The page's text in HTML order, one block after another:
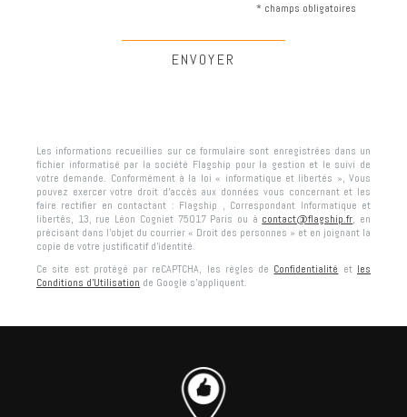
* champs obligatoires
Les informations recueillies sur ce formulaire sont enregistrées dans un
fichier informatisé par la société Flagship pour la gestion et le suivi de
votre demande. Conformément à la loi « informatique et libertés », Vous
pouvez exercer votre droit d'accès aux données vous concernant et les
faire rectifier en contactant : Flagship , Correspondant Informatique et
libertés, 13, rue Léon Cogniet 75017 Paris ou à contact@flagship.fr, en
précisant dans l’objet du courrier « Droit des personnes » et en joignant la
copie de votre justificatif d’identité.
Ce site est protégé par reCAPTCHA, les règles de Confidentialité et les
Conditions d'Utilisation de Google s'appliquent.